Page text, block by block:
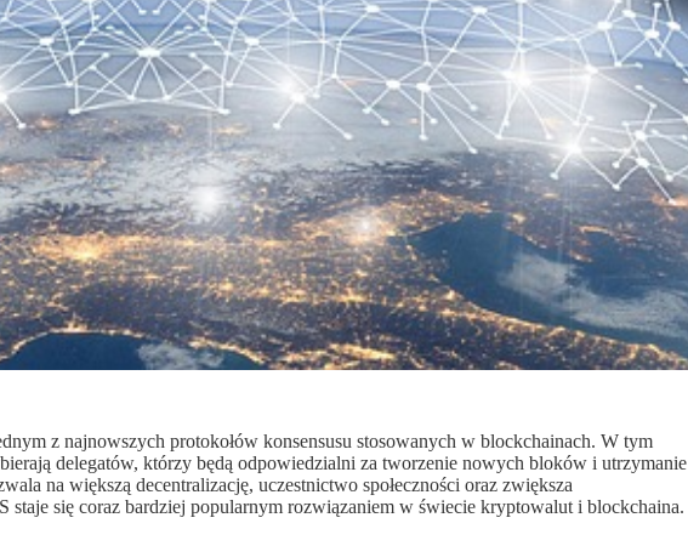
z najnowszych protokołów konsensusu stosowanych w blockchainach. W tym
delegatów, którzy będą odpowiedzialni za tworzenie nowych bloków i utrzymanie
na większą decentralizację, uczestnictwo społeczności oraz zwiększa
staje się coraz bardziej popularnym rozwiązaniem w świecie kryptowalut i blockchaina.